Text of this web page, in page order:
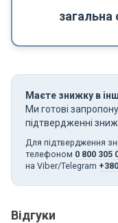
загальна
Маєте знижку в
Ми готові
підтвердженні
Для підтвердження
телефоном 0 800 305
на Viber/Telegram
Відгуки